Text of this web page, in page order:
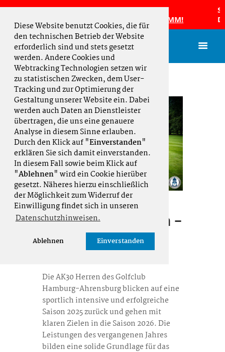
Diese Website benutzt Cookies, die für
den technischen Betrieb der Website
erforderlich sind und stets gesetzt
werden. Andere Cookies und
Webtracking Technologien setzen wir
zu statistischen Zwecken, dem User-
Tracking und zur Optimierung der
Gestaltung unserer Website ein. Dabei
werden auch Daten an Dienstleister
übertragen, die uns eine genauere
Analyse in diesem Sinne erlauben.
Durch den Klick auf "Einverstanden"
erklären Sie sich damit einverstanden.
In diesem Fall sowie beim Klick auf
"Ablehnen" wird ein Cookie hierüber
gesetzt. Näheres hierzu einschließlich
der Möglichkeit zum Widerruf der
Einwilligung findet sich in unseren
Datenschutzhinweisen.
Ablehnen Einverstanden
Damen sind Norddeutscher
Team AK30 Herren –
Rückblick 2025 &
Ausblick 2026
Die AK30 Herren des Golfclub
Hamburg-Ahrensburg blicken auf eine
sportlich intensive und erfolgreiche
Saison 2025 zurück und gehen mit
klaren Zielen in die Saison 2026. Die
Leistungen des vergangenen Jahres
bilden eine solide Grundlage für das